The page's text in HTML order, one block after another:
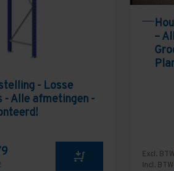
- Losse
- Alle afmetingen -
–
Excl. BTW
Incl. BTW